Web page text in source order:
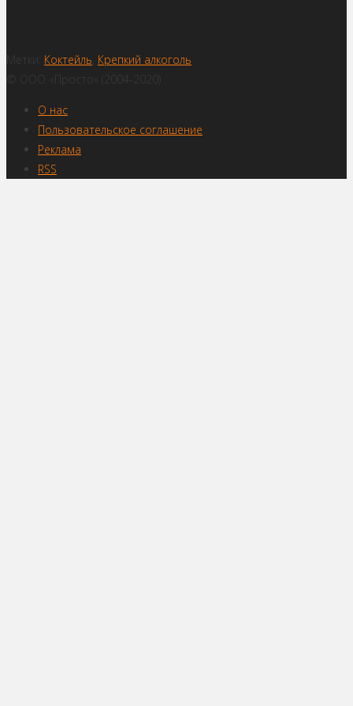
Метки: Коктейль Крепкий алкоголь
© ООО «Просто» (2004-2020)
О нас
Пользовательское соглашение
Реклама
RSS